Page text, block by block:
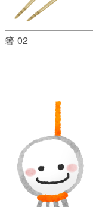
箸 02